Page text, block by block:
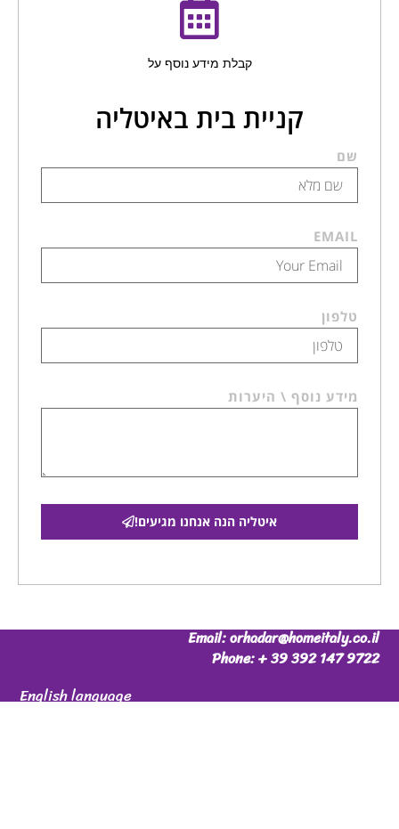
קבלת מידע נוסף על
קניית בית באיטליה
שם
EMAIL
טלפון
מידע נוסף \ היערות
איטליה הנה אנחנו מגיעים!
Email: orhadar@homeitaly.co.il
Phone: + 39 392 147 9722
English language